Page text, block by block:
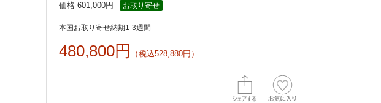
価格 601,000円 お取り寄せ
本国お取り寄せ納期1-3週間
480,800円 （税込528,880円）